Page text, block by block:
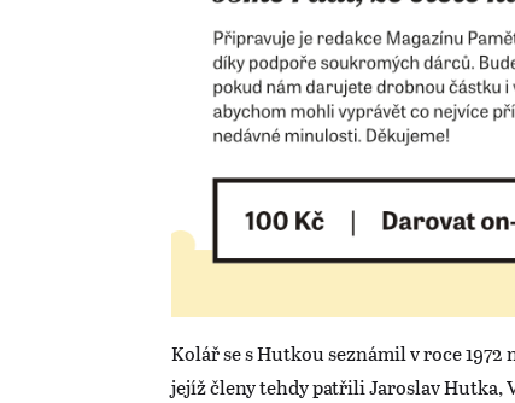
Kolář se s Hutkou seznámil v roce
jejíž členy tehdy patřili Jaroslav Hutka,